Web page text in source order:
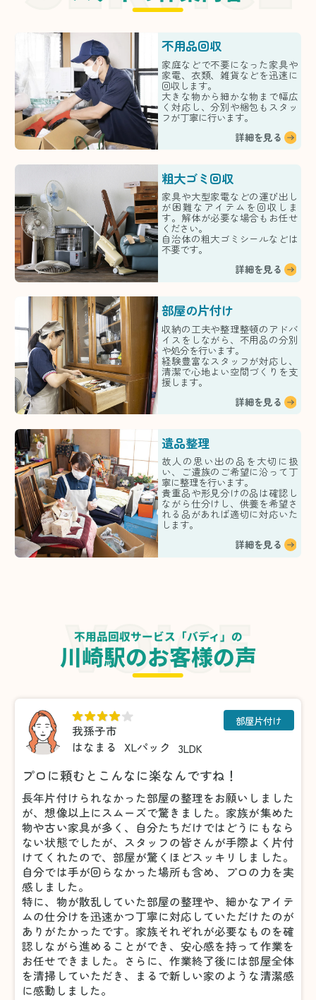
不用品回収
家庭などで不要になった家具や
家電、衣類、雑貨などを迅速に
回収します。
大きな物から細かな物まで幅広
く対応し、分別や梱包もスタッ
フが丁寧に行います。
詳細を見る
粗大ゴミ回収
家具や大型家電などの運び出し
が困難なアイテムを回収しま
す。解体が必要な場合もお任せ
ください。
自治体の粗大ゴミシールなどは
不要です。
詳細を見る
部屋の片付け
収納の工夫や整理整頓のアドバ
イスをしながら、不用品の分別
や処分を行います。
経験豊富なスタッフが対応し、
清潔で心地よい空間づくりを支
援します。
詳細を見る
遺品整理
故人の思い出の品を大切に扱
い、ご遺族のご希望に沿って丁
寧に整理を行います。
貴重品や形見分けの品は確認し
ながら仕分けし、供養を希望さ
れる品があれば適切に対応いた
します。
詳細を見る
不用品回収サービス「バディ」の
川崎駅のお客様の声
我孫子市
はなまる
XLパック 3LDK
部屋片付け
プロに頼むとこんなに楽なんですね！
長年片付けられなかった部屋の整理をお願いしました
が、想像以上にスムーズで驚きました。家族が集めた
物や古い家具が多く、自分たちだけではどうにもなら
ない状態でしたが、スタッフの皆さんが手際よく片付
けてくれたので、部屋が驚くほどスッキリしました。
自分では手が回らなかった場所も含め、プロの力を実
感しました。
特に、物が散乱していた部屋の整理や、細かなアイテ
ムの仕分けを迅速かつ丁寧に対応していただけたのが
ありがたかったです。家族それぞれが必要なものを確
認しながら進めることができ、安心感を持って作業を
お任せできました。さらに、作業終了後には部屋全体
を清掃していただき、まるで新しい家のような清潔感
に感動しました。